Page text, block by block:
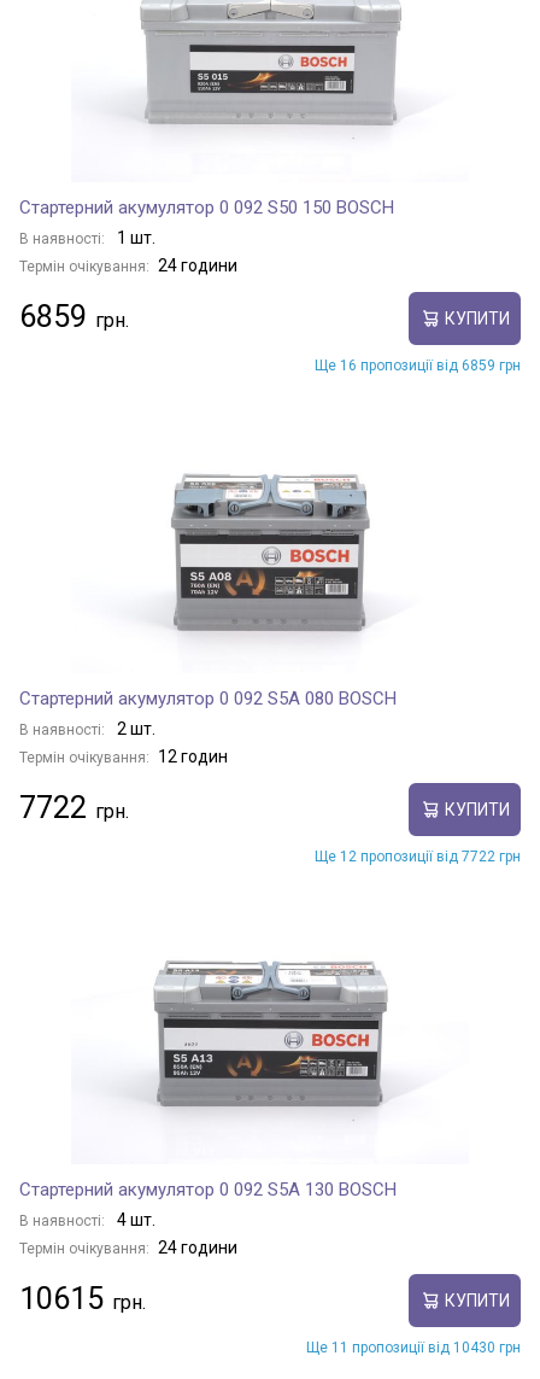
Стартерний акумулятор 0 092 S50 150 BOSCH
В наявності: 1 шт.
Термін очікування: 24 години
6859 КУПИТИ
Ще 16 пропозиції від 6859 грн
Стартерний акумулятор 0 092 S5A 080 BOSCH
В наявності: 2 шт.
Термін очікування: 12 годин
7722 КУПИТИ
Ще 12 пропозиції від 7722 грн
Стартерний акумулятор 0 092 S5A 130 BOSCH
В наявності: 4 шт.
Термін очікування: 24 години
10615 КУПИТИ
Ще 11 пропозиції від 10430 грн